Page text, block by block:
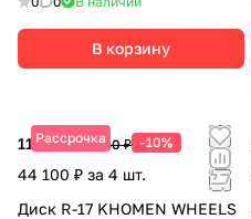
В корзину
Рассрочка
11 025 ₽12 250 ₽ -10%
44 100 ₽ за 4 шт.
Диск R-17 KHOMEN WHEELS